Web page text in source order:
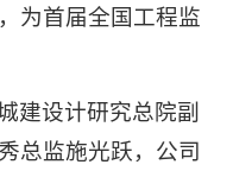
为首届全国工程监
建设计研究总院副
总监施光跃，公司